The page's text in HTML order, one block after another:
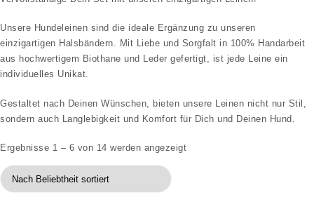
Unsere Hundeleinen sind die ideale Ergänzung zu unseren
einzigartigen Halsbändern. Mit Liebe und Sorgfalt in 100% Handarbeit
aus hochwertigem Biothane und Leder gefertigt, ist jede Leine ein
individuelles Unikat.
Gestaltet nach Deinen Wünschen, bieten unsere Leinen nicht nur Stil,
sondern auch Langlebigkeit und Komfort für Dich und Deinen Hund.
Ergebnisse 1 – 6 von 14 werden angezeigtNach Beliebtheit sortiert